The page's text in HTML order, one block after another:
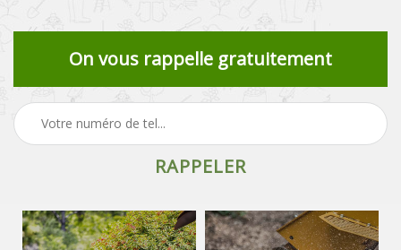
On vous rappelle gratuitement